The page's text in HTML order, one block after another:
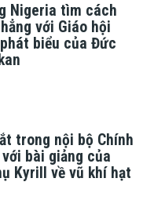
Nigeria tìm cách
với Giáo hội
biểu của Đức
trong nội bộ Chính
bài giảng của
Kyrill về vũ khí hạt